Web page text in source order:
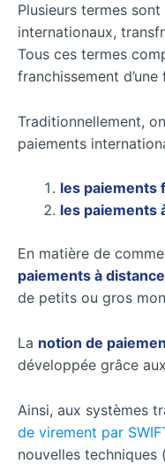
Plusieurs termes
internationaux,
Tous ces termes
franchissement d’une
Traditionnellement,
paiements
les paiements
les paiements
En matière de
paiements à distance
de petits ou gros
La notion de
développée grâce
Ainsi, aux systèmes
de virement par
nouvelles